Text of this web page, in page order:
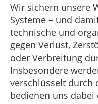
Wir sichern unsere
Systeme – und
technische und
gegen Verlust,
oder Verbreitung
Insbesondere
verschlüsselt durch
bedienen uns dabei